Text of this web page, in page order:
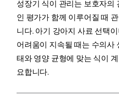
성장기 식이 관리는 보호자의
인 평가가 함께 이루어질 때
니다. 아기 강아지 사료 선택
어려움이 지속될 때는 수의사
태와 영양 균형에 맞는 식이
요합니다.